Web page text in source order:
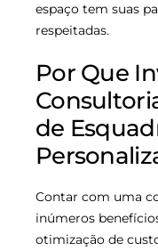
espaço tem suas
respeitadas.
Por Que
de
Contar com uma
inúmeros
otimização de